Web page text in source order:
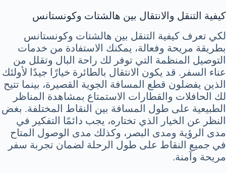
كيفية التنقل والانتقال بين هالشتات وكونستانس
لكي تعرف كيفية التنقل بين هالشتات وكونستانس
بطريقة مريحة وفعالة، يمكنك الاستفادة من خدمات
التوصيل المنظمة التي توفر لك راحة البال وتقلل من
عناء السفر. قد يكون الانتقال بالطائرة خيارًا جيدًا لأولئك
الذين يفضلون قطع المسافة الجوية القصيرة، بينما تتيح
لك الحافلات والقطارات الاستمتاع بمشاهدة المناظر
الطبيعية على طول المسافة بين النقاط المختلفة. بغض
النظر عن الخيار الذي تختاره، يجب دائمًا التفكير في
مدى الرؤية ومدى البصر، وكذلك مدى الوصول المتاح
في جميع النقاط على طول الرحلة لضمان تجربة سفر
مريحة وآمنة.